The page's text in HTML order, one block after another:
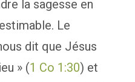
la sagesse en
Le
dit que Jésus
» (1 Co 1:30) et